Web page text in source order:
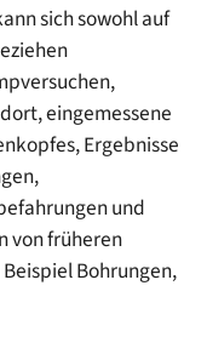
sich sowohl auf
eingemessene
Ergebnisse
und
von früheren
Beispiel Bohrungen,